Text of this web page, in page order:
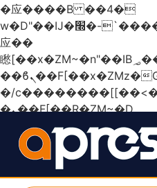
�应����B ��4�
w�D"��IJ�׭�-`������S��9�Dr�ji��EJ߅��gJ�
应��
矁[��x�ZM~�n"��IB؃��!'����Тѕ��+��(m��IK�ʭ�/|
��ϐܢ��F[��x�ZMz�G�� %嬩
�/
�ܢ��F[��R�ZM~�D